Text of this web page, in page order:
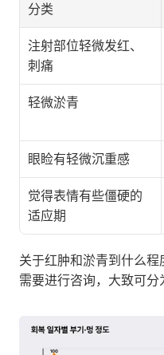
分类
注射部位轻微发红、
刺痛
轻微淤青
眼睑有轻微沉重感
觉得表情有些僵硬的
适应期
关于红肿和淤青到什么
需要进行咨询，大致可分